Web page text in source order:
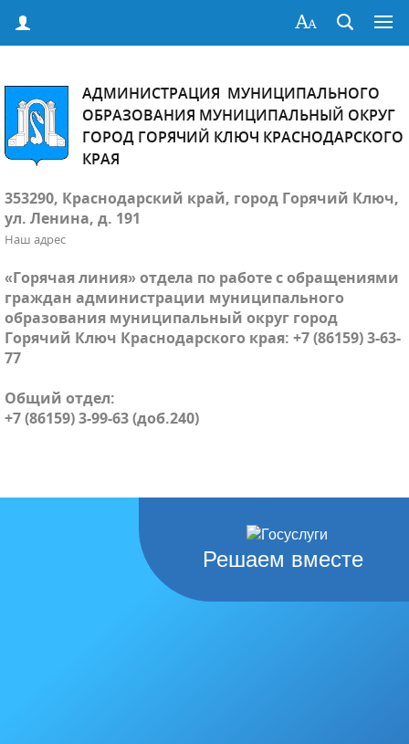
АДМИНИСТРАЦИЯ МУНИЦИПАЛЬНОГО
ОБРАЗОВАНИЯ МУНИЦИПАЛЬНЫЙ ОКРУГ
ГОРОД ГОРЯЧИЙ КЛЮЧ КРАСНОДАРСКОГО
КРАЯ
353290, Краснодарский край, город Горячий Ключ,
ул. Ленина, д. 191
Наш адрес
«Горячая линия» отдела по работе с обращениями
граждан администрации муниципального
образования муниципальный округ город
Горячий Ключ Краснодарского края: +7 (86159) 3-63-
77
Общий отдел:
+7 (86159) 3-99-63 (доб.240)
Решаем вместе